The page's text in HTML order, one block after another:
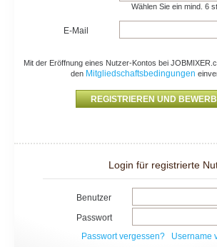
Wählen Sie ein mind. 6
E-Mail
Mit der Eröffnung eines Nutzer-Kontos bei
den Mitgliedschaftsbedingungen
Login für registrierte
Benutzer
Passwort
Passwort vergessen?
Username